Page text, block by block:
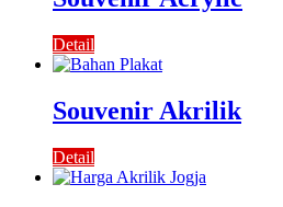
Detail
Souvenir Akrilik
Detail